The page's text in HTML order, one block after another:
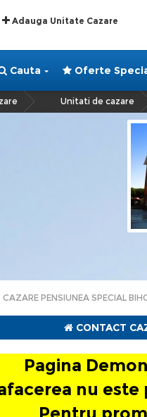
Adauga Unitate Cazare
Cauta Oferte
Unitati de cazare
CAZARE PENSIUNEA SPECIAL
CONTACT
Pagina
nu este